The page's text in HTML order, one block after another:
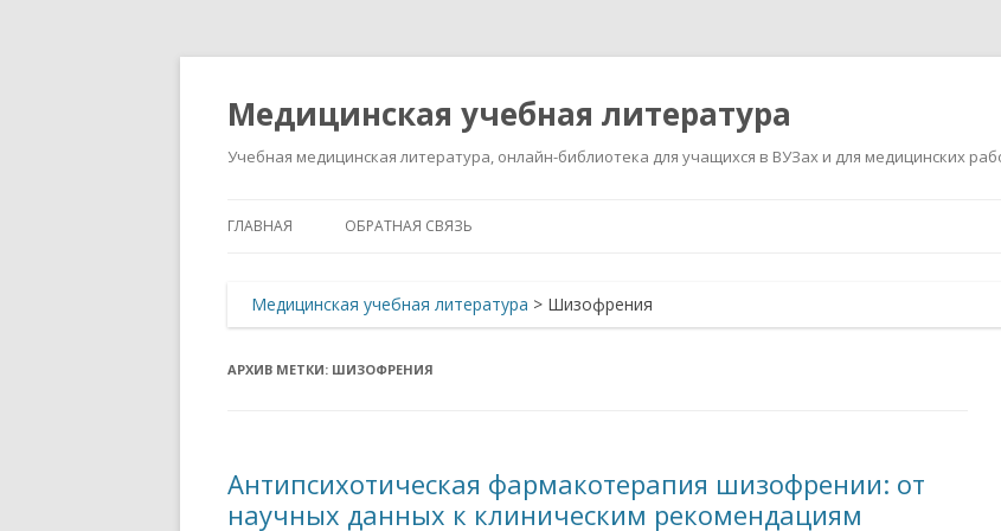
Медицинская учебная литература
Учебная медицинская литература, онлайн-библиотека для учащихся в ВУЗах и для медицинских
ГЛАВНАЯ ОБРАТНАЯ СВЯЗЬ
Медицинская учебная литература > Шизофрения
АРХИВ МЕТКИ: ШИЗОФРЕНИЯ
Антипсихотическая фармакотерапия шизофрении: от
научных данных к клиническим рекомендациям